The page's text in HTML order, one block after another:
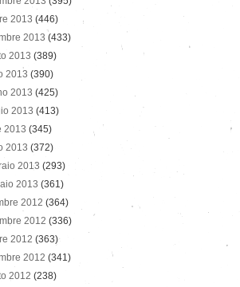
2013 (446)
2013 (433)
2013 (389)
2013 (390)
2013 (425)
2013 (413)
2013 (345)
2013 (372)
2013 (293)
2013 (361)
2012 (364)
2012 (336)
2012 (363)
2012 (341)
2012 (238)